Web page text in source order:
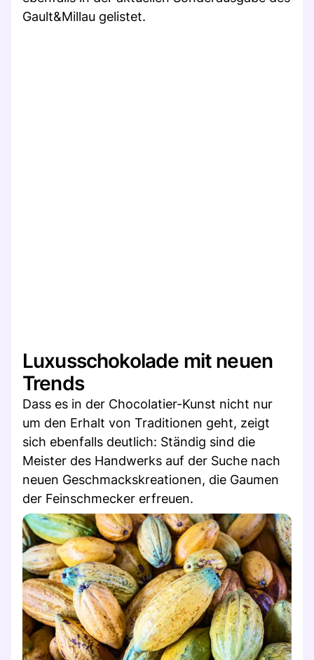
Gault&Millau gelistet.
Luxusschokolade mit neuen
Trends
Dass es in der Chocolatier-Kunst nicht nur
um den Erhalt von Traditionen geht, zeigt
sich ebenfalls deutlich: Ständig sind die
Meister des Handwerks auf der Suche nach
neuen Geschmackskreationen, die Gaumen
der Feinschmecker erfreuen.